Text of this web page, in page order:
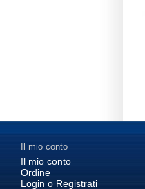
Il mio conto
Il mio conto
Ordine
Login o Registrati